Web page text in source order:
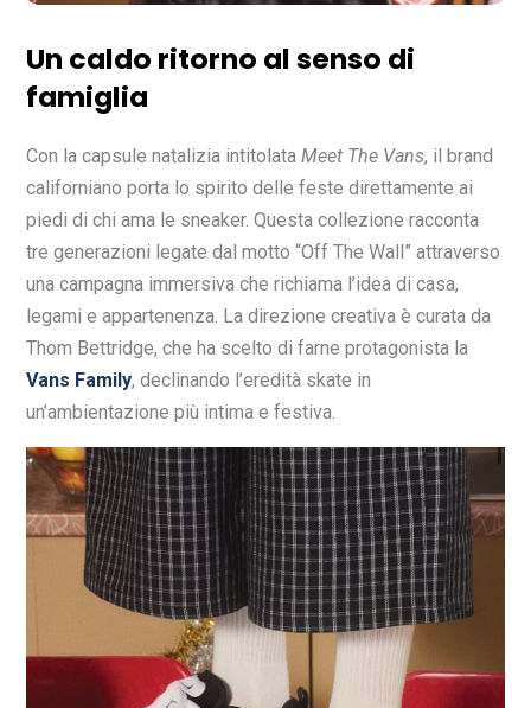
Un caldo ritorno al senso di
famiglia
Con la capsule natalizia intitolata Meet The Vans, il brand
californiano porta lo spirito delle feste direttamente ai
piedi di chi ama le sneaker. Questa collezione racconta
tre generazioni legate dal motto “Off The Wall” attraverso
una campagna immersiva che richiama l’idea di casa,
legami e appartenenza. La direzione creativa è curata da
Thom Bettridge, che ha scelto di farne protagonista la
Vans Family, declinando l’eredità skate in
un’ambientazione più intima e festiva.